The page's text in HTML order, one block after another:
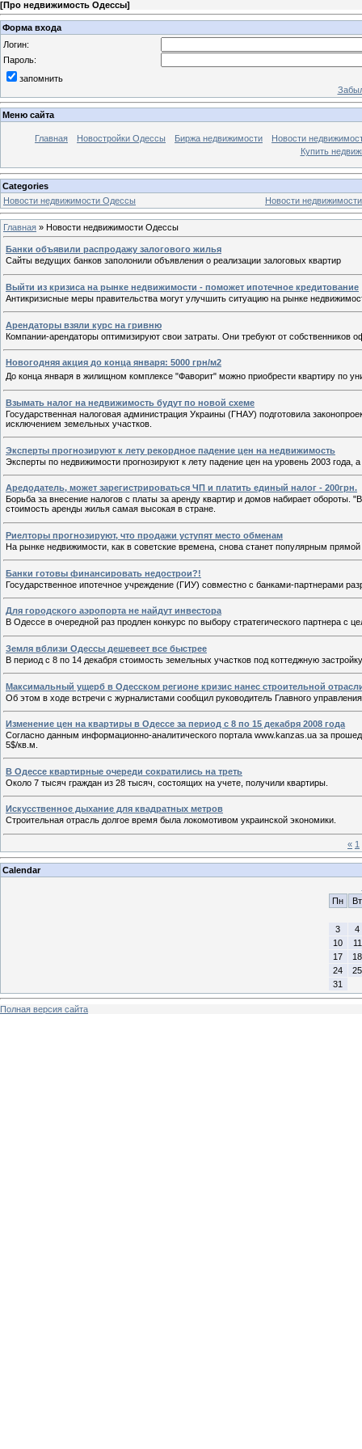
[Про недвижимость Одессы]
Форма входа
Логин:
Пароль:
запомнить
Меню сайта
Главная Новостройки Одессы Биржа недвижимости
Новости
Купить
Categories
Новости недвижимости Одессы
Новости
Главная » Новости недвижимости Одессы
Банки объявили распродажу залогового жилья
Сайты ведущих банков заполонили объявления о реализации залоговых квартир
Выйти из кризиса на рынке недвижимости - поможет ипотечное кредитование
Антикризисные меры правительства могут улучшить ситуацию на рынке
Арендаторы взяли курс на гривню
Компании-арендаторы оптимизируют свои затраты. Они требуют от собственников
Новогодняя акция до конца января: 5000 грн/м2
До конца января в жилищном комплексе "Фаворит" можно приобрести квартиру по
Взымать налог на недвижимость будут по новой схеме
Государственная налоговая администрация Украины (ГНАУ) подготовила
исключением земельных участков.
Эксперты прогнозируют к лету рекордное падение цен на недвижимость
Эксперты по недвижимости прогнозируют к лету падение цен на уровень 2003
Аредодатель, может зарегистрироваться ЧП и платить единый налог - 200грн.
Борьба за внесение налогов с платы за аренду квартир и домов набирает
стоимость аренды жилья самая высокая в стране.
Риелторы прогнозируют, что продажи уступят место обменам
На рынке недвижимости, как в советские времена, снова станет популярным
Банки готовы финансировать недострои?!
Государственное ипотечное учреждение (ГИУ) совместно с банками-партнерами
Для городского аэропорта не найдут инвестора
В Одессе в очередной раз продлен конкурс по выбору стратегического партнера с
Земля вблизи Одессы дешевеет все быстрее
В период с 8 по 14 декабря стоимость земельных участков под коттеджную
Максимальный ущерб в Одесском регионе кризис нанес строительной
Об этом в ходе встречи с журналистами сообщил руководитель Главного
Изменение цен на квартиры в Одессе за период с 8 по 15 декабря 2008 года
Согласно данным информационно-аналитического портала www.kanzas.ua за
5$/кв.м.
В Одессе квартирные очереди сократились на треть
Около 7 тысяч граждан из 28 тысяч, состоящих на учете, получили квартиры.
Искусственное дыхание для квадратных метров
Строительная отрасль долгое время была локомотивом украинской экономики.
« 1
Calendar
Пн
Вт
3
4
10
11
17
18
24
25
31
Полная версия сайта